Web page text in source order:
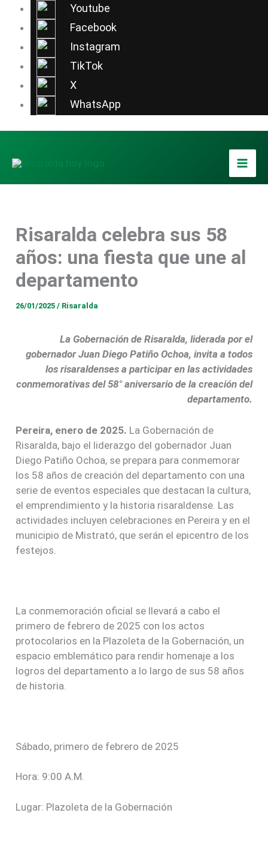
Youtube
Facebook
Instagram
TikTok
X
WhatsApp
contenido
Risaralda celebra sus 58
años: una fiesta que une al
departamento
26/01/2025/ Risaralda
La Gobernación de Risaralda, liderada por el
gobernador Juan Diego Patiño Ochoa, invita a todos
los risaraldenses a participar en las actividades
conmemorativas del 58° aniversario de la creación del
departamento.
Pereira, enero de 2025. La Gobernación de
Risaralda, bajo el liderazgo del gobernador Juan
Diego Patiño Ochoa, se prepara para conmemorar
los 58 años de creación del departamento con una
serie de eventos especiales que destacan la cultura,
el emprendimiento y la historia risaraldense. Las
actividades incluyen celebraciones en Pereira y en el
municipio de Mistrató, que serán el epicentro de los
festejos.
La conmemoración oficial se llevará a cabo el
primero de febrero de 2025 con los actos
protocolarios en la Plazoleta de la Gobernación, un
espacio emblemático para rendir homenaje a los
logros del departamento a lo largo de sus 58 años
de historia.
Sábado, primero de febrero de 2025
Hora: 9:00 A.M.
Lugar: Plazoleta de la Gobernación